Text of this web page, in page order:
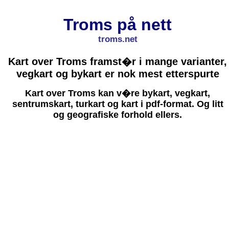
Troms på nett
troms.net
Kart over Troms framst�r i mange varianter,
vegkart og bykart er nok mest etterspurte
Kart over Troms kan v�re bykart, vegkart,
sentrumskart, turkart og kart i pdf-format. Og litt
og geografiske forhold ellers.